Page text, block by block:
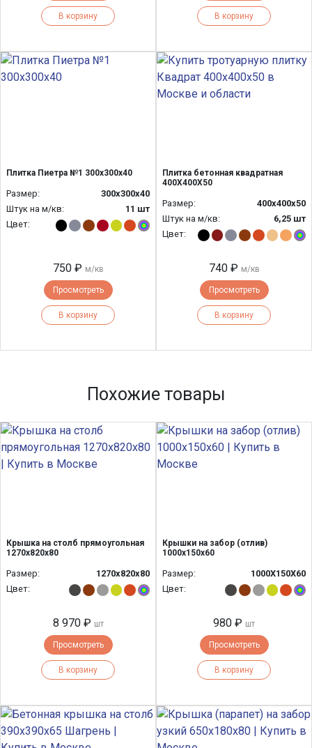
В корзину В корзину
Плитка Пиетра №1 300х300х40
Размер:
300х300х40
Штук на м/кв:
11 шт
Цвет:
750 ₽ м/кв
Просмотреть
В корзину
Плитка бетонная квадратная
400Х400Х50
Размер:
400х400х50
Штук на м/кв:
6,25 шт
Цвет:
740 ₽ м/кв
Просмотреть
В корзину
Похожие товары
Крышка на столб прямоугольная
1270х820х80
Размер:
1270х820х80
Цвет:
8 970 ₽ шт
Просмотреть
В корзину
Крышки на забор (отлив)
1000х150х60
Размер:
1000X150X60
Цвет:
980 ₽ шт
Просмотреть
В корзину